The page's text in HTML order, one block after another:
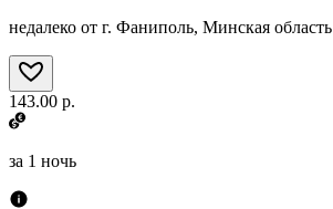
недалеко от г. Фаниполь, Минская область
143.00 р.
за 1 ночь